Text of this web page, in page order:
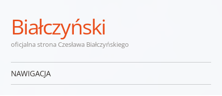
Białczyński
oficjalna strona Czesława Białczyńskiego
NAWIGACJA